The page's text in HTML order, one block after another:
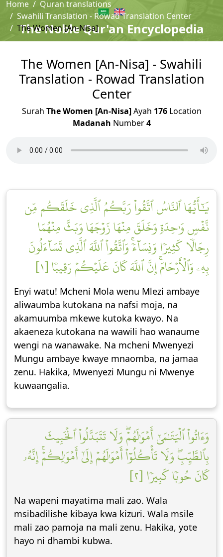
The Noble Qur'an Encyclopedia
Home
Quran translations
Swahili Translation - Rowad Translation Center
The Women [An-Nisa]
The Women [An-Nisa] - Swahili
Translation - Rowad Translation
Center
Surah The Women [An-Nisa]Ayah 176Location
Madanah Number4
يَٰٓأَيُّهَا ٱلنَّاسُ ٱتَّقُواْ رَبَّكُمُ ٱلَّذِي خَلَقَكُم مِّن
نَّفۡسٖ وَٰحِدَةٖ وَخَلَقَ مِنۡهَا زَوۡجَهَا وَبَثَّ مِنۡهُمَا
رِجَالٗا كَثِيرٗا وَنِسَآءٗۚ وَٱتَّقُواْ ٱللَّهَ ٱلَّذِي تَسَآءَلُونَ
بِهِۦ وَٱلۡأَرۡحَامَۚ إِنَّ ٱللَّهَ كَانَ عَلَيۡكُمۡ رَقِيبٗا [١]
Enyi watu! Mcheni Mola wenu Mlezi ambaye
aliwaumba kutokana na nafsi moja, na
akamuumba mkewe kutoka kwayo. Na
akaeneza kutokana na wawili hao wanaume
wengi na wanawake. Na mcheni Mwenyezi
Mungu ambaye kwaye mnaomba, na jamaa
zenu. Hakika, Mwenyezi Mungu ni Mwenye
kuwaangalia.
وَءَاتُواْ ٱلۡيَتَٰمَىٰٓ أَمۡوَٰلَهُمۡۖ وَلَا تَتَبَدَّلُواْ ٱلۡخَبِيثَ
بِٱلطَّيِّبِۖ وَلَا تَأۡكُلُوٓاْ أَمۡوَٰلَهُمۡ إِلَىٰٓ أَمۡوَٰلِكُمۡۚ إِنَّهُۥ
كَانَ حُوبٗا كَبِيرٗا [٢]
Na wapeni mayatima mali zao. Wala
msibadilishe kibaya kwa kizuri. Wala msile
mali zao pamoja na mali zenu. Hakika, yote
hayo ni dhambi kubwa.